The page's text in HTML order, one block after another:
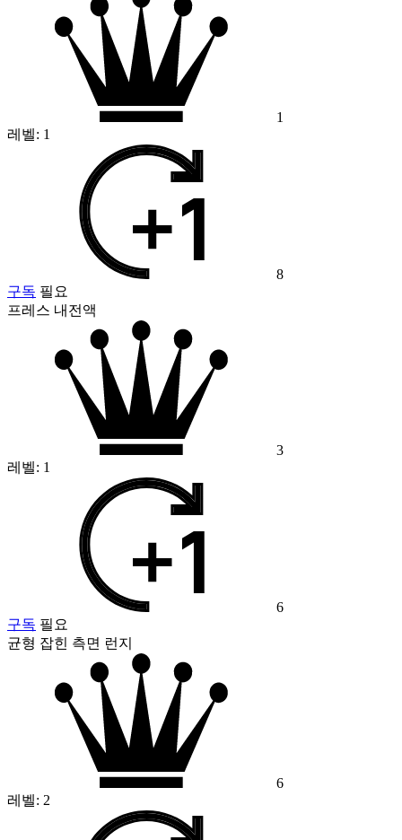
1
레벨: 1
8
구독 필요
프레스 내전액
3
레벨: 1
6
구독 필요
균형 잡힌 측면 런지
6
레벨: 2